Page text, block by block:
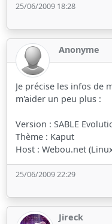
25/06/2009 18:28
Anonyme
Je précise les infos de
m'aider un peu plus :
Version : SABLE
Thème : Kaput
Host : Webou.net
25/06/2009 22:29
Jireck